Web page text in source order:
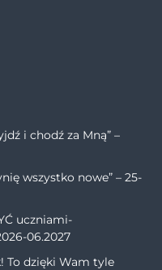
i chodź za Mną” –
wszystko nowe” – 25-
uczniami-
06.2027
To dzięki Wam tyle